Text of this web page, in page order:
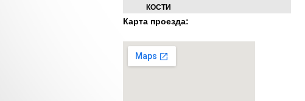
КОСТИ
Карта проезда: